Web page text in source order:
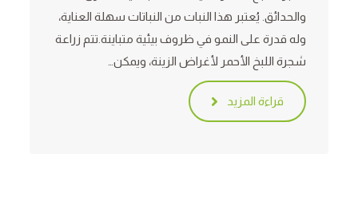
والحدائق. يُعتبر هذا النبات من النباتات سهلة العناية،
وله قدرة على النمو في ظروف بيئية متباينة.تتم زراعة
شجرة اللبخ الأحمر لأغراض الزينة، ويمكن…
قراءة المزيد